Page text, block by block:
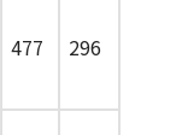
477 296